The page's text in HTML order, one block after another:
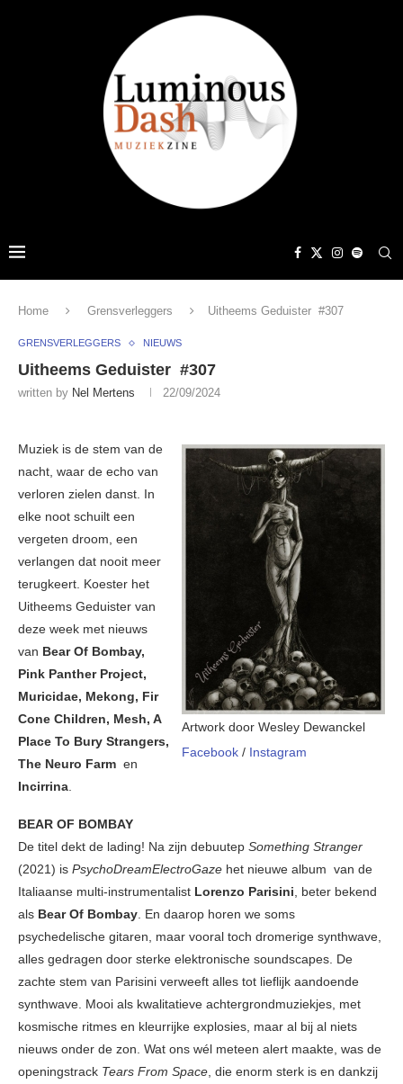
Home Grensverleggers Uitheems Geduister #307
GRENSVERLEGGERS NIEUWS
Uitheems Geduister #307
written by Nel Mertens 22/09/2024
Artwork door Wesley Dewanckel
Facebook / Instagram
Muziek is de stem van de
nacht, waar de echo van
verloren zielen danst. In
elke noot schuilt een
vergeten droom, een
verlangen dat nooit meer
terugkeert. Koester het
Uitheems Geduister van
deze week met nieuws
van Bear Of Bombay,
Pink Panther Project,
Muricidae, Mekong, Fir
Cone Children, Mesh, A
Place To Bury Strangers,
The Neuro Farm en
Incirrina.
BEAR OF BOMBAY
De titel dekt de lading! Na zijn debuutep Something Stranger
(2021) is PsychoDreamElectroGaze het nieuwe album van de
Italiaanse multi-instrumentalist Lorenzo Parisini, beter bekend
als Bear Of Bombay. En daarop horen we soms
psychedelische gitaren, maar vooral toch dromerige synthwave,
alles gedragen door sterke elektronische soundscapes. De
zachte stem van Parisini verweeft alles tot lieflijk aandoende
synthwave. Mooi als kwalitatieve achtergrondmuziekjes, met
kosmische ritmes en kleurrijke explosies, maar al bij al niets
nieuws onder de zon. Wat ons wél meteen alert maakte, was de
openingstrack Tears From Space, die enorm sterk is en dankzij